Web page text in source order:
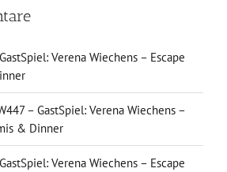
Verena Wiechens – Escape
– GastSpiel: Verena Wiechens –
& Dinner
Verena Wiechens – Escape